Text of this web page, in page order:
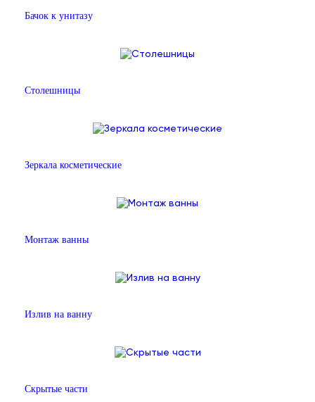
Бачок к унитазу
Столешницы
Зеркала косметические
Монтаж ванны
Излив на ванну
Скрытые части